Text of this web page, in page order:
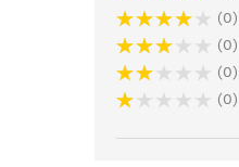
0
0
0
0